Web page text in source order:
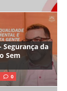
Segurança da
Sem
0